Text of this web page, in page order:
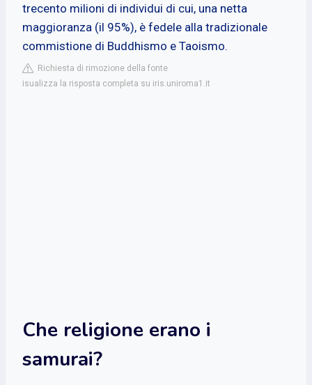
trecento milioni di individui di cui, una netta
maggioranza (il 95%), è fedele alla tradizionale
commistione di Buddhismo e Taoismo.
Richiesta di rimozione della fonte
isualizza la risposta completa su iris.uniroma1.it
Che religione erano i
samurai?